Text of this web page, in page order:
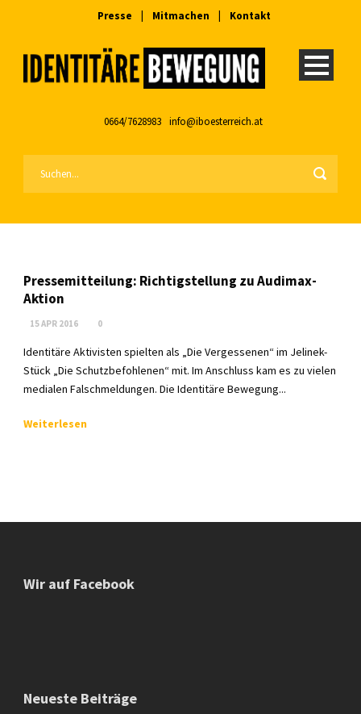
Presse Mitmachen Kontakt
0664/7628983 info@iboesterreich.at
Pressemitteilung: Richtigstellung zu Audimax-
Aktion
15 APR 2016 0
Identitäre Aktivisten spielten als „Die Vergessenen“ im Jelinek-
Stück „Die Schutzbefohlenen“ mit. Im Anschluss kam es zu vielen
medialen Falschmeldungen. Die Identitäre Bewegung...
Weiterlesen
Wir auf Facebook
Neueste Beiträge